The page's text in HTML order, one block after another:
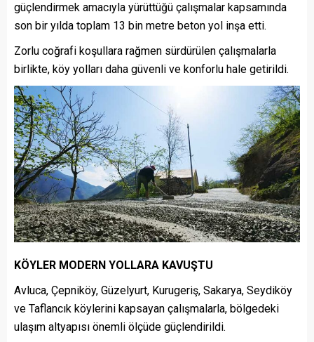
güçlendirmek amacıyla yürüttüğü çalışmalar kapsamında
son bir yılda toplam 13 bin metre beton yol inşa etti.
Zorlu coğrafi koşullara rağmen sürdürülen çalışmalarla
birlikte, köy yolları daha güvenli ve konforlu hale getirildi.
KÖYLER MODERN YOLLARA KAVUŞTU
Avluca, Çepniköy, Güzelyurt, Kurugeriş, Sakarya, Seydiköy
ve Taflancık köylerini kapsayan çalışmalarla, bölgedeki
ulaşım altyapısı önemli ölçüde güçlendirildi.